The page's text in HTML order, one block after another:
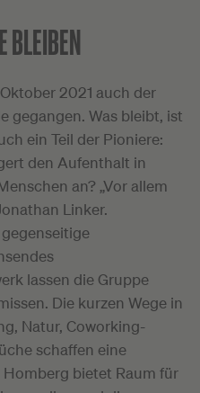
BLEIBEN
2021 auch der
gegangen. Was bleibt, ist
ein Teil der Pioniere:
den Aufenthalt in
an? „Vor allem
Linker.
lassen die Gruppe
Die kurzen Wege in
Natur, Coworking-
schaffen eine
bietet Raum für